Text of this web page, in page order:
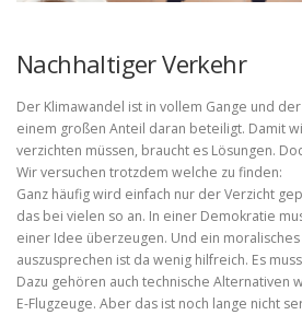
Nachhaltiger Verkehr
Der Klimawandel ist in vollem Gange und
einem großen Anteil daran beteiligt. Damit
verzichten müssen, braucht es Lösungen.
Wir versuchen trotzdem welche zu finden:
Ganz häufig wird einfach nur der Verzicht
das bei vielen so an. In einer Demokratie
einer Idee überzeugen. Und ein moralisches
auszusprechen ist da wenig hilfreich. Es
Dazu gehören auch technische Alternativen
E-Flugzeuge. Aber das ist noch lange nicht